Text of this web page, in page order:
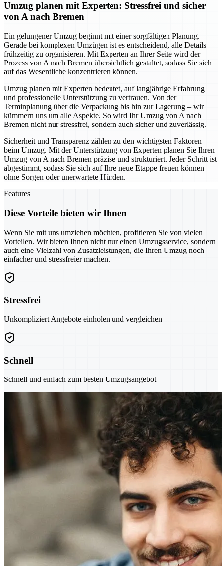
Umzug planen mit Experten: Stressfrei und sicher
von A nach Bremen
Ein gelungener Umzug beginnt mit einer sorgfältigen Planung.
Gerade bei komplexen Umzügen ist es entscheidend, alle Details
frühzeitig zu organisieren. Mit Experten an Ihrer Seite wird der
Prozess von A nach Bremen übersichtlich gestaltet, sodass Sie sich
auf das Wesentliche konzentrieren können.
Umzug planen mit Experten bedeutet, auf langjährige Erfahrung
und professionelle Unterstützung zu vertrauen. Von der
Terminplanung über die Verpackung bis hin zur Lagerung – wir
kümmern uns um alle Aspekte. So wird Ihr Umzug von A nach
Bremen nicht nur stressfrei, sondern auch sicher und zuverlässig.
Sicherheit und Transparenz zählen zu den wichtigsten Faktoren
beim Umzug. Mit der Unterstützung von Experten planen Sie Ihren
Umzug von A nach Bremen präzise und strukturiert. Jeder Schritt ist
abgestimmt, sodass Sie sich auf Ihre neue Etappe freuen können –
ohne Sorgen oder unerwartete Hürden.
Features
Diese Vorteile bieten wir Ihnen
Wenn Sie mit uns umziehen möchten, profitieren Sie von vielen
Vorteilen. Wir bieten Ihnen nicht nur einen Umzugsservice, sondern
auch eine Vielzahl von Zusatzleistungen, die Ihren Umzug noch
einfacher und stressfreier machen.
Stressfrei
Unkompliziert Angebote einholen und vergleichen
Schnell
Schnell und einfach zum besten Umzugsangebot